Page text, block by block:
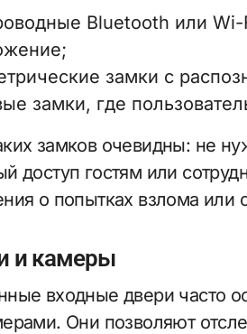
Bluetooth или
замки с
замки, где
замков очевидны: не
доступ гостям или
о попытках взлома или
и камеры
входные двери часто
Они позволяют